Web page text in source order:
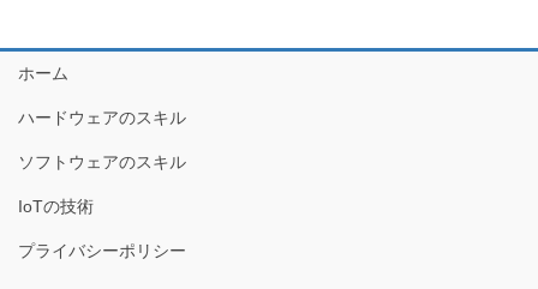
ホーム
ハードウェアのスキル
ソフトウェアのスキル
IoTの技術
プライバシーポリシー